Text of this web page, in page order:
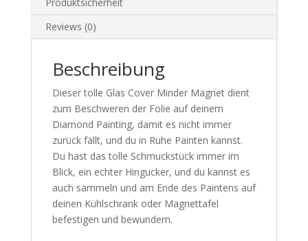
Reviews (0)
Beschreibung
Dieser tolle Glas Cover Minder Magnet dient
zum Beschweren der Folie auf deinem
Diamond Painting, damit es nicht immer
zurück fällt, und du in Ruhe Painten kannst.
Du hast das tolle Schmuckstück immer im
Blick, ein echter Hingucker, und du kannst es
auch sammeln und am Ende des Paintens auf
deinen Kühlschrank oder Magnettafel
befestigen und bewundern.